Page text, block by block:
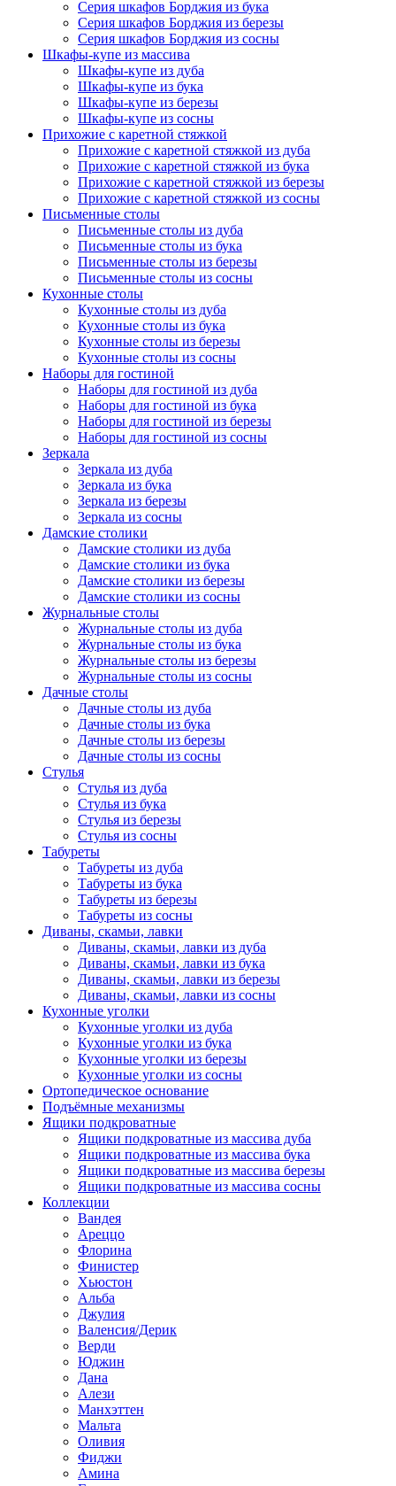
Серия шкафов Борджия из бука
Серия шкафов Борджия из березы
Серия шкафов Борджия из сосны
Шкафы-купе из массива
Шкафы-купе из дуба
Шкафы-купе из бука
Шкафы-купе из березы
Шкафы-купе из сосны
Прихожие с каретной стяжкой
Прихожие с каретной стяжкой из дуба
Прихожие с каретной стяжкой из бука
Прихожие с каретной стяжкой из березы
Прихожие с каретной стяжкой из сосны
Письменные столы
Письменные столы из дуба
Письменные столы из бука
Письменные столы из березы
Письменные столы из сосны
Кухонные столы
Кухонные столы из дуба
Кухонные столы из бука
Кухонные столы из березы
Кухонные столы из сосны
Наборы для гостиной
Наборы для гостиной из дуба
Наборы для гостиной из бука
Наборы для гостиной из березы
Наборы для гостиной из сосны
Зеркала
Зеркала из дуба
Зеркала из бука
Зеркала из березы
Зеркала из сосны
Дамские столики
Дамские столики из дуба
Дамские столики из бука
Дамские столики из березы
Дамские столики из сосны
Журнальные столы
Журнальные столы из дуба
Журнальные столы из бука
Журнальные столы из березы
Журнальные столы из сосны
Дачные столы
Дачные столы из дуба
Дачные столы из бука
Дачные столы из березы
Дачные столы из сосны
Стулья
Стулья из дуба
Стулья из бука
Стулья из березы
Стулья из сосны
Табуреты
Табуреты из дуба
Табуреты из бука
Табуреты из березы
Табуреты из сосны
Диваны, скамьи, лавки
Диваны, скамьи, лавки из дуба
Диваны, скамьи, лавки из бука
Диваны, скамьи, лавки из березы
Диваны, скамьи, лавки из сосны
Кухонные уголки
Кухонные уголки из дуба
Кухонные уголки из бука
Кухонные уголки из березы
Кухонные уголки из сосны
Ортопедическое основание
Подъёмные механизмы
Ящики подкроватные
Ящики подкроватные из массива дуба
Ящики подкроватные из массива бука
Ящики подкроватные из массива березы
Ящики подкроватные из массива сосны
Коллекции
Вандея
Ареццо
Флорина
Финистер
Хьюстон
Альба
Джулия
Валенсия/Дерик
Верди
Юджин
Дана
Алези
Манхэттен
Мальта
Оливия
Фиджи
Амина